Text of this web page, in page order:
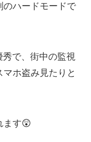
のハードモードで
で、街中の監視
ホ盗み見たりと
ます😲